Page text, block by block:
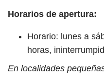
Horarios de apertura:
Horario: lunes a
horas,
En localidades